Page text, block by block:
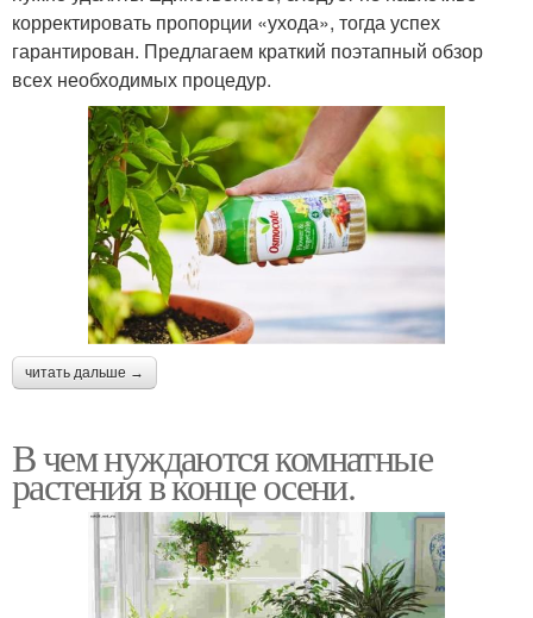
корректировать пропорции «ухода», тогда успех
гарантирован. Предлагаем краткий поэтапный обзор
всех необходимых процедур.
читать дальше →
В чем нуждаются комнатные
растения в конце осени.